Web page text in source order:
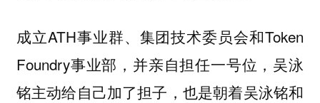
成立ATH事业群、集团技术委员会和Token
Foundry事业部，并亲自担任一号位，吴泳
铭主动给自己加了担子，也是朝着吴泳铭和